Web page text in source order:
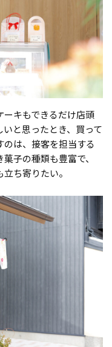
ーキもできるだけ店頭
と思ったとき、買って
は、接客を担当する
子の種類も豊富で、
ち寄りたい。